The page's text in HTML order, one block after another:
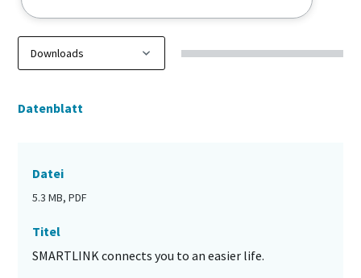
Datenblatt
Datei
5.3 MB, PDF
Titel
SMARTLINK connects you to an easier life.